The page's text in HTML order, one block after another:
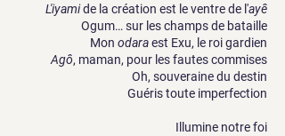
L'iyamide la création est le ventre de l'ayê
Ogum… sur les champs de bataille
Mon odaraest Exu, le roi gardien
Agô, maman, pour les fautes commises
Oh, souveraine du destin
Guéris toute imperfection
Illumine notre foi